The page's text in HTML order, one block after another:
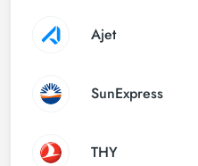
Ajet
SunExpress
THY